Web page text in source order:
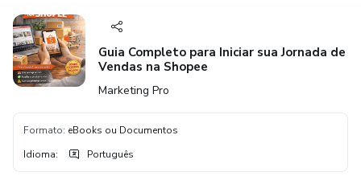
Guia Completo para Iniciar sua Jornada de
Vendas na Shopee
Marketing Pro
Formato: eBooks ou Documentos
Idioma: Português